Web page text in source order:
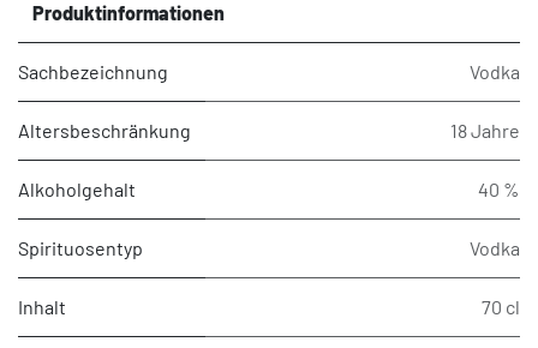
Produktinformationen
Sachbezeichnung Vodka
Altersbeschränkung 18 Jahre
Alkoholgehalt 40 %
Spirituosentyp Vodka
Inhalt 70 cl